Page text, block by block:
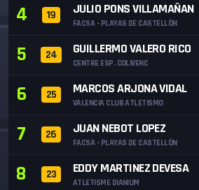
4 19 JULIO PONS VILLAMAÑAN
FACSA - PLAYAS DE CASTELLÓN
5 24 GUILLERMO VALERO RICO
CENTRE ESP. COLIVENC
6 25 MARCOS ARJONA VIDAL
VALENCIA CLUB ATLETISMO
7 26 JUAN NEBOT LOPEZ
FACSA - PLAYAS DE CASTELLÓN
8 23 EDDY MARTINEZ DEVESA
ATLETISME DIANIUM